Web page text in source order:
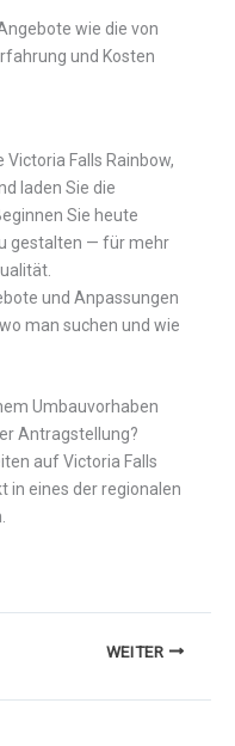
wie die von
und Kosten
Falls Rainbow,
laden Sie die
Sie heute
gestalten — für mehr
und Anpassungen
man suchen und wie
Umbauvorhaben
Antragstellung?
auf Victoria Falls
in eines der regionalen
WEITER